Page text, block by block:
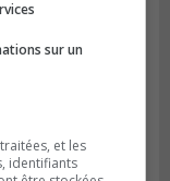
sur un
et les
identifiants